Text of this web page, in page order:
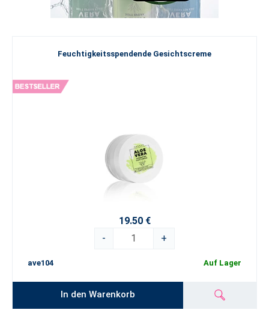
Feuchtigkeitsspendende Gesichtscreme
19.50 €
-
+
ave104 Auf Lager
In den Warenkorb